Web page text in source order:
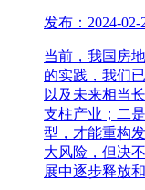
发布：2024-02-
当前，我国房
的实践，我们
以及未来相当
支柱产业；二
型，才能重构
大风险，但决
展中逐步释放